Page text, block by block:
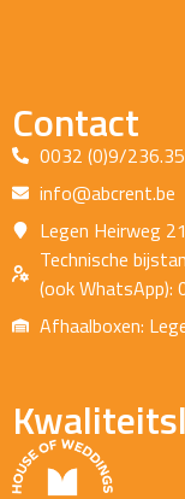
Contact
0032 (0)9/
info@abcrent.be
Legen Heirweg
Technische
(ook
Afhaalboxen: